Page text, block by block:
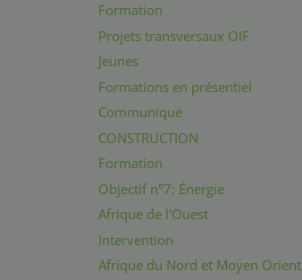
Formation
Projets transversaux OIF
Jeunes
Formations en présentiel
Communiqué
CONSTRUCTION
Formation
Objectif n°7: Énergie
Afrique de l'Ouest
Intervention
Afrique du Nord et Moyen Orient